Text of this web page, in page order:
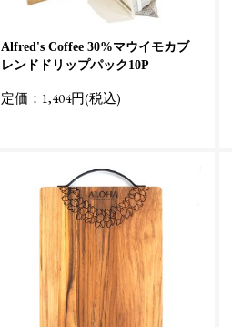
Alfred's Coffee 30%マウイモカブ
レンドドリップパック10P
定価：1,404円(税込)